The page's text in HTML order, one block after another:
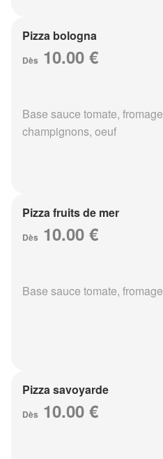
Pizza bologna
Dès 10.00 €
Base sauce tomate,
champignons, oeuf
Pizza fruits de mer
Dès 10.00 €
Base sauce tomate,
Pizza savoyarde
Dès 10.00 €